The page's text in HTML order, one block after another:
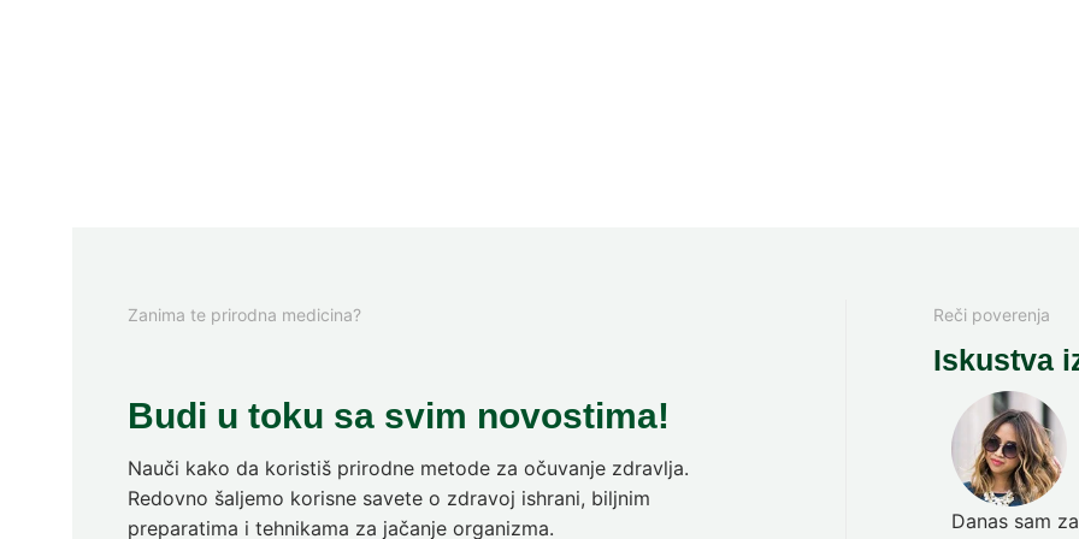
Zanima te prirodna medicina?
Budi u toku sa svim novostima!
Nauči kako da koristiš prirodne metode za očuvanje zdravlja.
Redovno šaljemo korisne savete o zdravoj ishrani, biljnim
preparatima i tehnikama za jačanje organizma.
Reči poverenja
Iskustva
Danas sam